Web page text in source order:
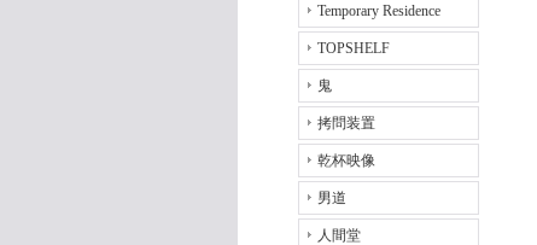
Temporary Residence
TOPSHELF
鬼
拷問装置
乾杯映像
男道
人間堂